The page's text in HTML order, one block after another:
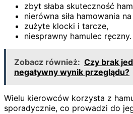
zbyt słaba skuteczność
nierówna siła hamowania na
zużyte klocki i tarcze,
niesprawny hamulec ręczny.
Zobacz również: Czy brak
negatywny wynik przeglądu?
Wielu kierowców korzysta z
sporadycznie, co prowadzi do